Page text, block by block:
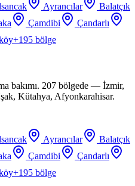
Ayrancılar
Balatçık
Çamdibi
Çandarlı
+195 bölge
bakımı. 207 bölgede — İzmir,
Kütahya, Afyonkarahisar.
Ayrancılar
Balatçık
Çamdibi
Çandarlı
+195 bölge